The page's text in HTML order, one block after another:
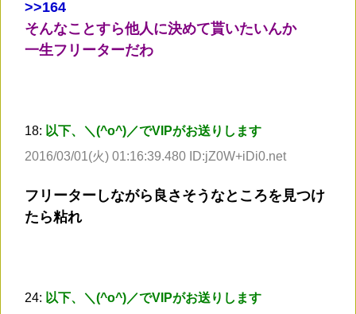
>>164
そんなことすら他人に決めて貰いたいんか
一生フリーターだわ
18: 以下、＼(^o^)／でVIPがお送りします
2016/03/01(火) 01:16:39.480 ID:jZ0W+iDi0.net
フリーターしながら良さそうなところを見つけ
たら粘れ
24: 以下、＼(^o^)／でVIPがお送りします